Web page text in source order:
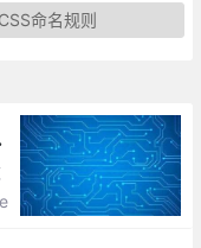
命名规则